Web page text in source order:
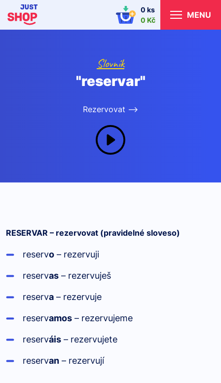
0 ks
0 Kč
MENU
Slovník
"reservar"
Rezervovat -->
RESERVAR – rezervovat (pravidelné sloveso)
reservo – rezervuji
reservas – rezervuješ
reserva – rezervuje
reservamos – rezervujeme
reserváis – rezervujete
reservan – rezervují